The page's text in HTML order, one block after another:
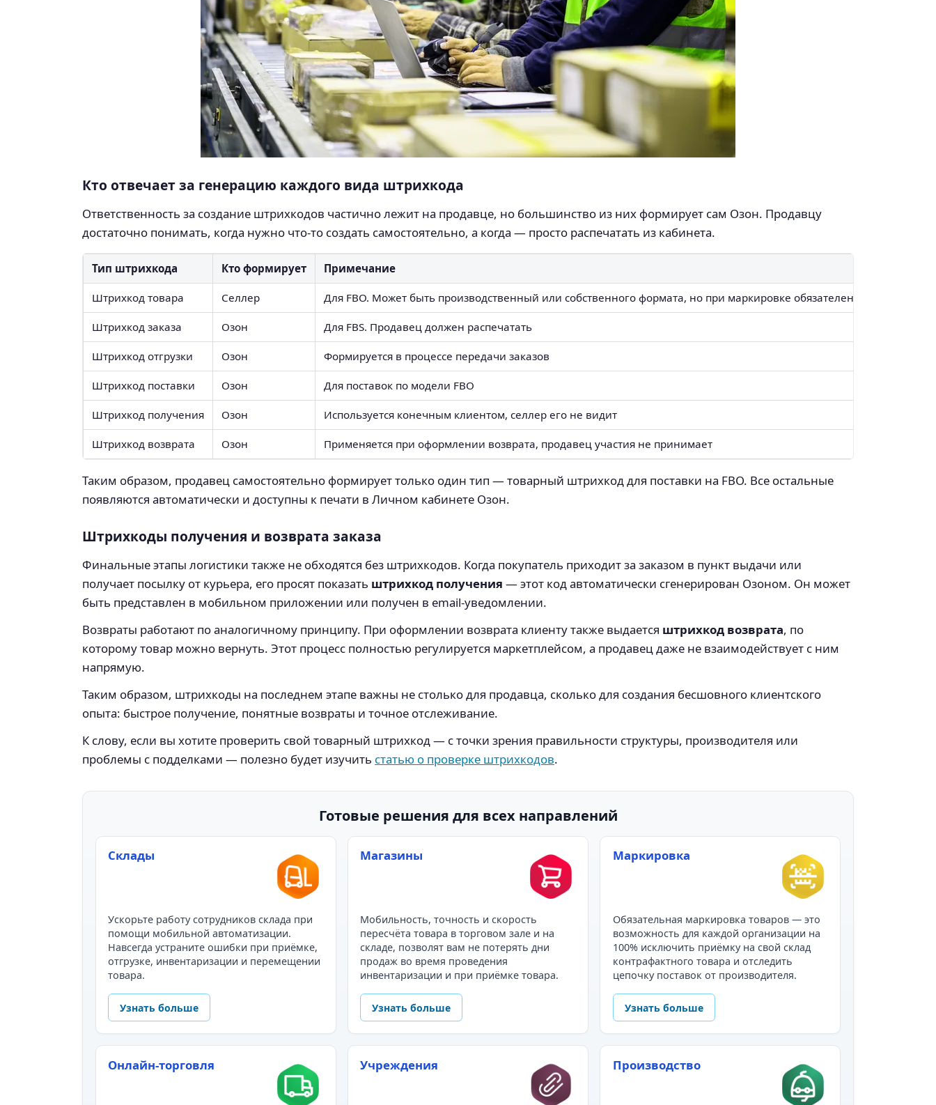
Кто отвечает за генерацию каждого вида штрихкода
Ответственность за создание штрихкодов частично лежит на продавце, но большинство из них формирует сам Озон. Продавцу
достаточно понимать, когда нужно что-то создать самостоятельно, а когда — просто распечатать из кабинета.
Тип штрихкода Кто формирует Примечание
Штрихкод товара Селлер Для FBO. Может быть производственный или собственного формата, но при маркировке обязателен GTIN
Штрихкод заказа Озон Для FBS. Продавец должен распечатать
Штрихкод отгрузки Озон Формируется в процессе передачи заказов
Штрихкод поставки Озон Для поставок по модели FBO
Штрихкод получения Озон Используется конечным клиентом, селлер его не видит
Штрихкод возврата Озон Применяется при оформлении возврата, продавец участия не принимает
Таким образом, продавец самостоятельно формирует только один тип — товарный штрихкод для поставки на FBO. Все остальные
появляются автоматически и доступны к печати в Личном кабинете Озон.
Штрихкоды получения и возврата заказа
Финальные этапы логистики также не обходятся без штрихкодов. Когда покупатель приходит за заказом в пункт выдачи или
получает посылку от курьера, его просят показать штрихкод получения — этот код автоматически сгенерирован Озоном. Он может
быть представлен в мобильном приложении или получен в email-уведомлении.
Возвраты работают по аналогичному принципу. При оформлении возврата клиенту также выдается штрихкод возврата, по
которому товар можно вернуть. Этот процесс полностью регулируется маркетплейсом, а продавец даже не взаимодействует с ним
напрямую.
Таким образом, штрихкоды на последнем этапе важны не столько для продавца, сколько для создания бесшовного клиентского
опыта: быстрое получение, понятные возвраты и точное отслеживание.
К слову, если вы хотите проверить свой товарный штрихкод — с точки зрения правильности структуры, производителя или
проблемы с подделками — полезно будет изучить статью о проверке штрихкодов.
Готовые решения для всех направлений
Склады
Ускорьте работу сотрудников склада при
помощи мобильной автоматизации.
Навсегда устраните ошибки при приёмке,
отгрузке, инвентаризации и перемещении
товара.
Узнать больше
Магазины
Мобильность, точность и скорость
пересчёта товара в торговом зале и на
складе, позволят вам не потерять дни
продаж во время проведения
инвентаризации и при приёмке товара.
Узнать больше
Маркировка
Обязательная маркировка товаров — это
возможность для каждой организации на
100% исключить приёмку на свой склад
контрафактного товара и отследить
цепочку поставок от производителя.
Узнать больше
Онлайн-торговля Учреждения Производство